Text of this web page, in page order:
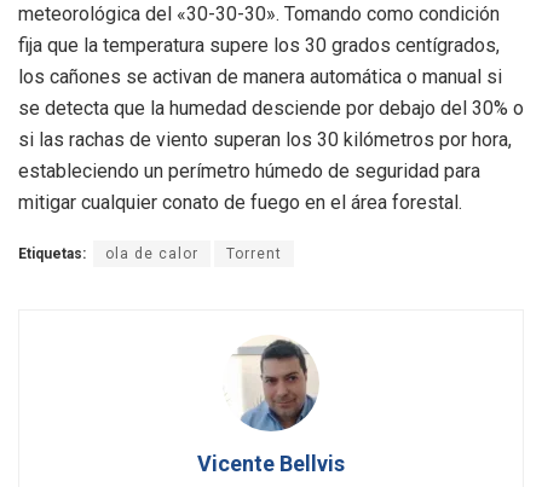
meteorológica del «30-30-30». Tomando como condición
fija que la temperatura supere los 30 grados centígrados,
los cañones se activan de manera automática o manual si
se detecta que la humedad desciende por debajo del 30% o
si las rachas de viento superan los 30 kilómetros por hora,
estableciendo un perímetro húmedo de seguridad para
mitigar cualquier conato de fuego en el área forestal.
Etiquetas: ola de calor Torrent
Vicente Bellvis